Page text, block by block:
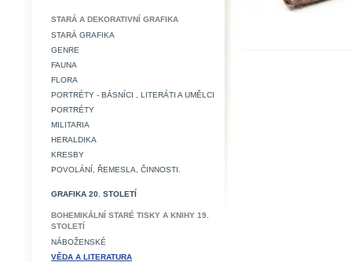
STARÁ A DEKORATIVNÍ GRAFIKA
STARÁ GRAFIKA
GENRE
FAUNA
FLORA
PORTRÉTY - BÁSNÍCI , LITERÁTI A UMĚLCI
PORTRÉTY
MILITARIA
HERALDIKA
KRESBY
POVOLÁNÍ, ŘEMESLA, ČINNOSTI.
GRAFIKA 20. STOLETÍ
BOHEMIKÁLNÍ STARÉ TISKY A KNIHY 19.
STOLETÍ
NÁBOŽENSKÉ
VĚDA A LITERATURA